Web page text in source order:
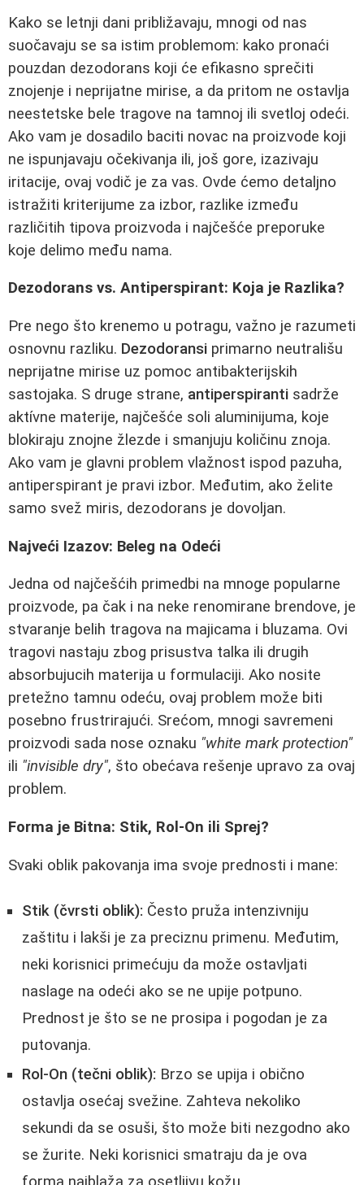
Kako se letnji dani približavaju, mnogi od nas
suočavaju se sa istim problemom: kako pronaći
pouzdan dezodorans koji će efikasno sprečiti
znojenje i neprijatne mirise, a da pritom ne ostavlja
neestetske bele tragove na tamnoj ili svetloj odeći.
Ako vam je dosadilo baciti novac na proizvode koji
ne ispunjavaju očekivanja ili, još gore, izazivaju
iritacije, ovaj vodič je za vas. Ovde ćemo detaljno
istražiti kriterijume za izbor, razlike između
različitih tipova proizvoda i najčešće preporuke
koje delimo među nama.
Dezodorans vs. Antiperspirant: Koja je Razlika?
Pre nego što krenemo u potragu, važno je razumeti
osnovnu razliku. Dezodoransi primarno neutrališu
neprijatne mirise uz pomoc antibakterijskih
sastojaka. S druge strane, antiperspiranti sadrže
aktívne materije, najčešće soli aluminijuma, koje
blokiraju znojne žlezde i smanjuju količinu znoja.
Ako vam je glavni problem vlažnost ispod pazuha,
antiperspirant je pravi izbor. Međutim, ako želite
samo svež miris, dezodorans je dovoljan.
Najveći Izazov: Beleg na Odeći
Jedna od najčešćih primedbi na mnoge popularne
proizvode, pa čak i na neke renomirane brendove, je
stvaranje belih tragova na majicama i bluzama. Ovi
tragovi nastaju zbog prisustva talka ili drugih
absorbujucih materija u formulaciji. Ako nosite
pretežno tamnu odeću, ovaj problem može biti
posebno frustrirajući. Srećom, mnogi savremeni
proizvodi sada nose oznaku "white mark protection"
ili "invisible dry", što obećava rešenje upravo za ovaj
problem.
Forma je Bitna: Stik, Rol-On ili Sprej?
Svaki oblik pakovanja ima svoje prednosti i mane:
Stik (čvrsti oblik): Često pruža intenzivniju
zaštitu i lakši je za preciznu primenu. Međutim,
neki korisnici primećuju da može ostavljati
naslage na odeći ako se ne upije potpuno.
Prednost je što se ne prosipa i pogodan je za
putovanja.
Rol-On (tečni oblik): Brzo se upija i obično
ostavlja osećaj svežine. Zahteva nekoliko
sekundi da se osuši, što može biti nezgodno ako
se žurite. Neki korisnici smatraju da je ova